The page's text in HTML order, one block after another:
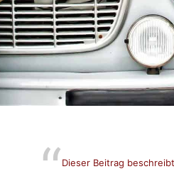
Dieser Beitrag